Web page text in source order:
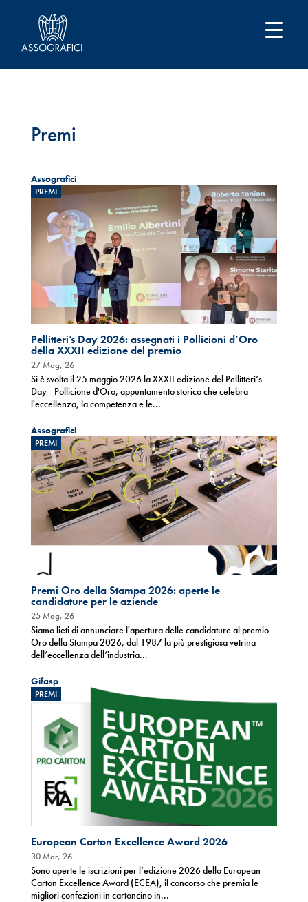
Premi
Assografici
PREMI
Pellitteri’s Day 2026: assegnati i Pollicioni d’Oro
della XXXII edizione del premio
27 Mag, 26
Si è svolta il 25 maggio 2026 la XXXII edizione del Pellitteri’s
Day - Pollicione d'Oro, appuntamento storico che celebra
l'eccellenza, la competenza e le...
Assografici
PREMI
Premi Oro della Stampa 2026: aperte le
candidature per le aziende
25 Mag, 26
Siamo lieti di annunciare l'apertura delle candidature al premio
Oro della Stampa 2026, dal 1987 la più prestigiosa vetrina
dell’eccellenza dell’industria...
Gifasp
PREMI
European Carton Excellence Award 2026
30 Mar, 26
Sono aperte le iscrizioni per l’edizione 2026 dello European
Carton Excellence Award (ECEA), il concorso che premia le
migliori confezioni in cartoncino in...